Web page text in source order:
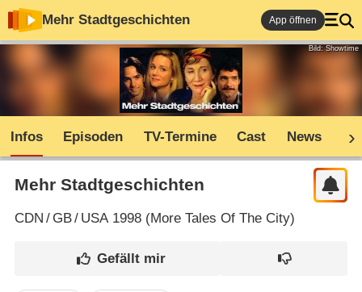
Mehr Stadtgeschichten App öffnen
Bild: Showtime
Infos Episoden TV-Termine Cast News
Mehr Stadtgeschichten
CDN / GB/ USA1998 (More Tales Of The City)